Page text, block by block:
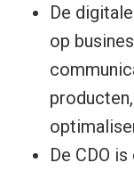
De
op
De CDO